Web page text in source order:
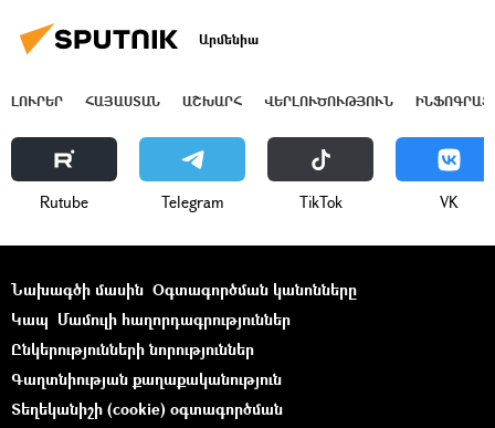
Արմենիա
ԼՈՒՐԵՐ ՀԱՅԱՍՏԱՆ ԱՇԽԱՐՀ ՎԵՐԼՈՒԾՈՒԹՅՈՒՆ
Rutube Telegram ТikТоk VK
Նախագծի մասին Օգտագործման կանոնները
Կապ Մամուլի հաղորդագրություններ
Ընկերությունների նորություններ
Գաղտնիության քաղաքականություն
Տեղեկանիշի (cookie) օգտագործման